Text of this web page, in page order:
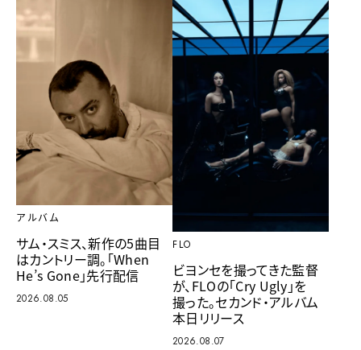
アルバム
サム・スミス、新作の5曲目
はカントリー調。「When
He’s Gone」先行配信
2026.08.05
FLO
ビヨンセを撮ってきた監督
が、FLOの「Cry Ugly」を
撮った。セカンド・アルバム
本日リリース
2026.08.07